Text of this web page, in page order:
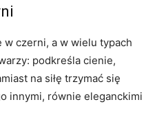
czerni, a w wielu typach
podkreśla cienie,
na siłę trzymać się
innymi, równie eleganckimi